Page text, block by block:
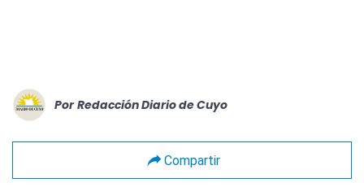
Por Redacción Diario de Cuyo
Compartir